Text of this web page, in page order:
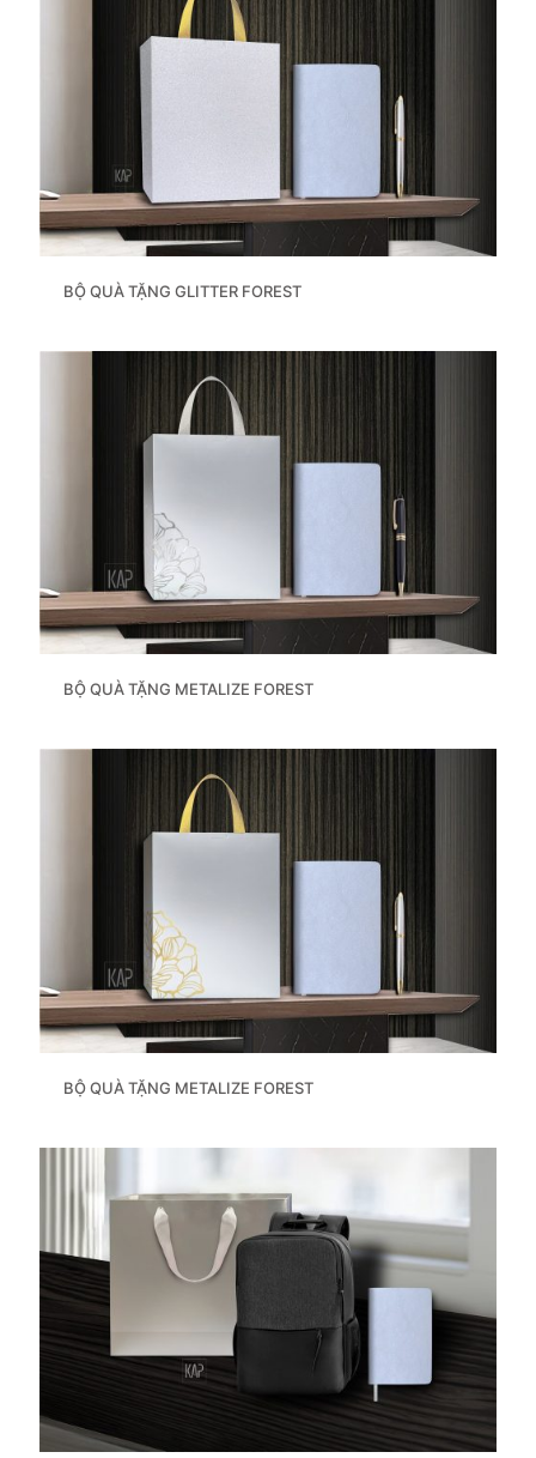
BỘ QUÀ TẶNG GLITTER FOREST
BỘ QUÀ TẶNG METALIZE FOREST
BỘ QUÀ TẶNG METALIZE FOREST